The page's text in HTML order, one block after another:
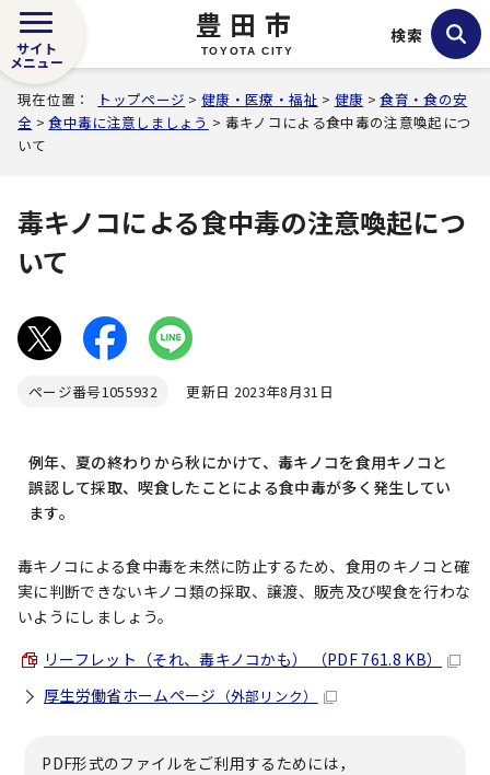
豊田市
TOYOTA CITY
サイト
メニュー
検索
現在位置： トップページ >健康・医療・福祉 > 健康 >食育・食の安
全 >食中毒に注意しましょう > 毒キノコによる食中毒の注意喚起につ
いて
毒キノコによる食中毒の注意喚起につ
いて
ページ番号1055932 更新日 2023年8月31日
例年、夏の終わりから秋にかけて、毒キノコを食用キノコと
誤認して採取、喫食したことによる食中毒が多く発生してい
ます。
毒キノコによる食中毒を未然に防止するため、食用のキノコと確
実に判断できないキノコ類の採取、譲渡、販売及び喫食を行わな
いようにしましょう。
リーフレット（それ、毒キノコかも） （PDF 761.8 KB）
厚生労働省ホームページ （外部リンク）
PDF形式のファイルをご利用するためには，